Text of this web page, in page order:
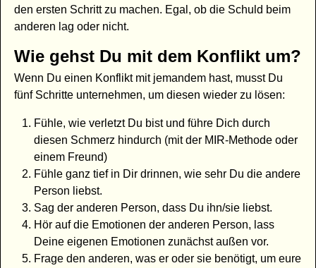
den ersten Schritt zu machen. Egal, ob die Schuld beim
anderen lag oder nicht.
Wie gehst Du mit dem Konflikt um?
Wenn Du einen Konflikt mit jemandem hast, musst Du
fünf Schritte unternehmen, um diesen wieder zu lösen:
Fühle, wie verletzt Du bist und führe Dich durch
diesen Schmerz hindurch (mit der MIR-Methode oder
einem Freund)
Fühle ganz tief in Dir drinnen, wie sehr Du die andere
Person liebst.
Sag der anderen Person, dass Du ihn/sie liebst.
Hör auf die Emotionen der anderen Person, lass
Deine eigenen Emotionen zunächst außen vor.
Frage den anderen, was er oder sie benötigt, um eure